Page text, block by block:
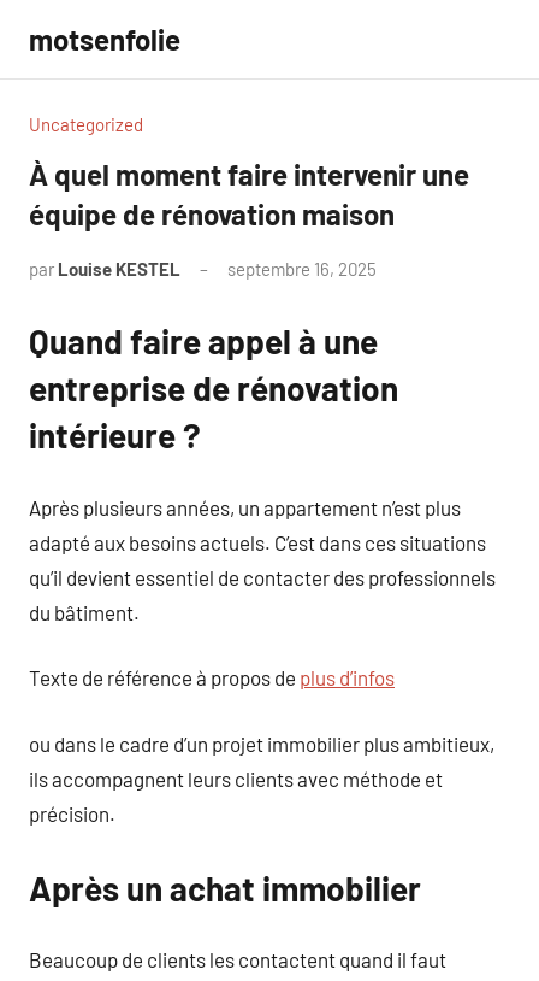
contenu
motsenfolie
Uncategorized
À quel moment faire intervenir une
équipe de rénovation maison
par Louise KESTEL septembre 16, 2025
Quand faire appel à une
entreprise de rénovation
intérieure ?
Après plusieurs années, un appartement n’est plus
adapté aux besoins actuels. C’est dans ces situations
qu’il devient essentiel de contacter des professionnels
du bâtiment.
Texte de référence à propos de plus d’infos
ou dans le cadre d’un projet immobilier plus ambitieux,
ils accompagnent leurs clients avec méthode et
précision.
Après un achat immobilier
Beaucoup de clients les contactent quand il faut